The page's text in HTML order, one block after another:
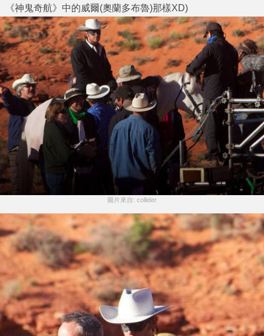
《神鬼奇航》中的威爾(奧蘭多布魯)那樣XD)
圖片來自: collider